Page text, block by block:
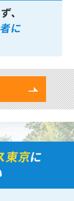
、
に
東京に